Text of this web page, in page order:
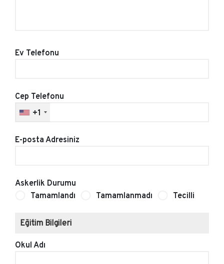
Ev Telefonu
Cep Telefonu
+1
E-posta Adresiniz
Askerlik Durumu
Tamamlandı
Tamamlanmadı Tecilli
Eğitim Bilgileri
Okul Adı